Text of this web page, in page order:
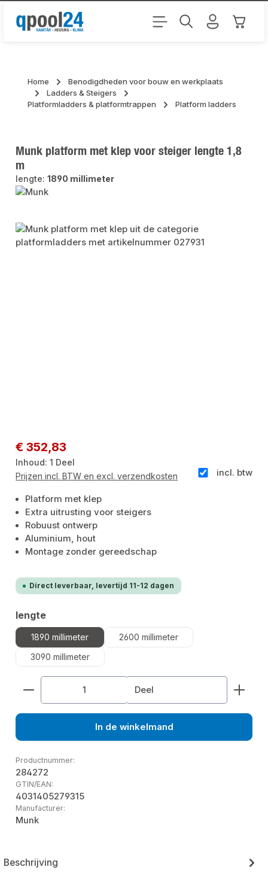
Ga naar de hoofdinhoud
Home
Benodigdheden voor bouw en werkplaats
Ladders & Steigers
Platformladders & platformtrappen
Platform ladders
Munk platform met klep voor steiger lengte 1,8
m
lengte:1890 millimeter
Afbeeldingengalerij overslaan
Normale prijs:
€ 352,83
Inhoud:1 Deel
incl. btw
Prijzen incl. BTW en excl. verzendkosten
Platform met klep
Extra uitrusting voor steigers
Robuust ontwerp
Aluminium, hout
Montage zonder gereedschap
Direct leverbaar, levertijd 11-12 dagen
Selecteer
lengte
1890 millimeter
2600 millimeter
3090 millimeter
Producthoeveelheid: Voer de gewenste
Deel
In de winkelmand
Productnummer:
284272
GTIN/EAN:
4031405279315
Manufacturer:
Munk
Beschrijving